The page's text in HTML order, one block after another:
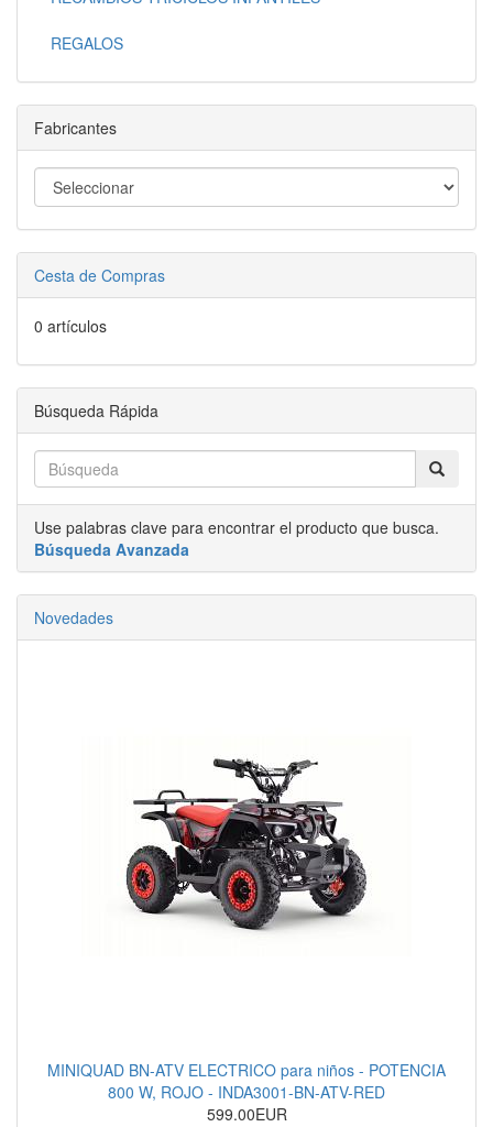
REGALOS
Fabricantes
Cesta de Compras
0 artículos
Búsqueda Rápida
Use palabras clave para encontrar el producto que busca.
Búsqueda Avanzada
Novedades
MINIQUAD BN-ATV ELECTRICO para niños - POTENCIA
800 W, ROJO - INDA3001-BN-ATV-RED
599.00EUR